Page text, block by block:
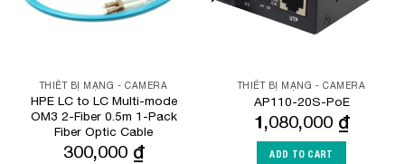
THIẾT BỊ MẠNG - CAMERA
HPE LC to LC Multi-mode
OM3 2-Fiber 0.5m 1-Pack
Fiber Optic Cable
300,000 ₫
THIẾT BỊ MẠNG - CAMERA
AP110-20S-PoE
1,080,000 ₫
ADD TO CART